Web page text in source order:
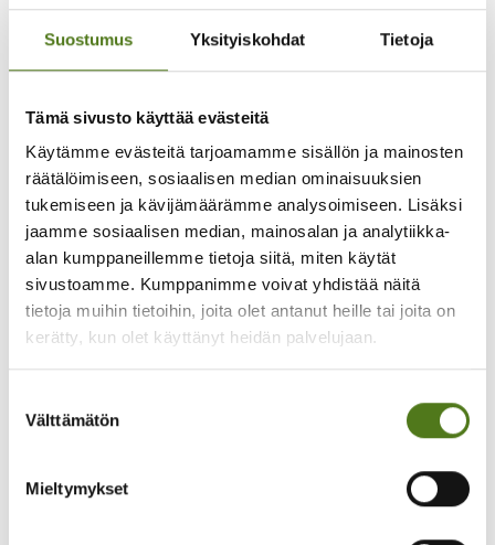
Suostumus Yksityiskohdat Tietoja
Tämä sivusto käyttää evästeitä
Käytämme evästeitä tarjoamamme sisällön ja mainosten
räätälöimiseen, sosiaalisen median ominaisuuksien
tukemiseen ja kävijämäärämme analysoimiseen. Lisäksi
jaamme sosiaalisen median, mainosalan ja analytiikka-
alan kumppaneillemme tietoja siitä, miten käytät
sivustoamme. Kumppanimme voivat yhdistää näitä
tietoja muihin tietoihin, joita olet antanut heille tai joita on
kerätty, kun olet käyttänyt heidän palvelujaan.
valinta
Välttämätön
Mieltymykset
Jaa somessa:
Mitä mieltä olet sivun sisällöstä?
Hyödyllinen
Ymmärrettävä